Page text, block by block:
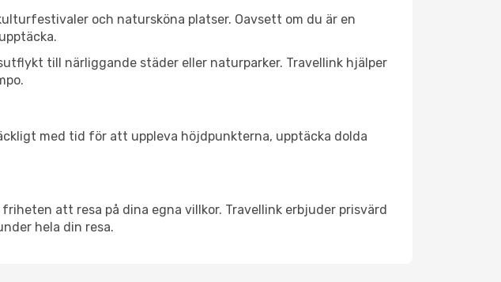
och natursköna platser. Oavsett om du är en
till närliggande städer eller naturparker. Travellink hjälper
med tid för att uppleva höjdpunkterna, upptäcka dolda
att resa på dina egna villkor. Travellink erbjuder prisvärd
hela din resa.